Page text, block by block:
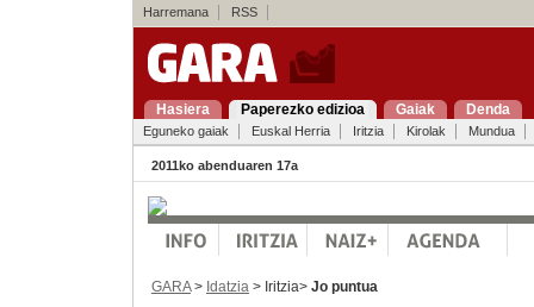
Harremana RSS
Hasiera Paperezko edizioa Gaiak Denda
Eguneko gaiak Euskal Herria Iritzia Kirolak Mundua
2011ko abenduaren 17a
GARA> Idatzia > Iritzia> Jo puntua